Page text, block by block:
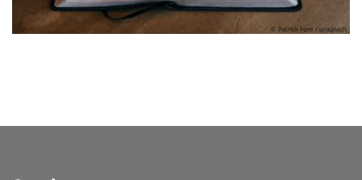
© Patrick Fore / unsplash